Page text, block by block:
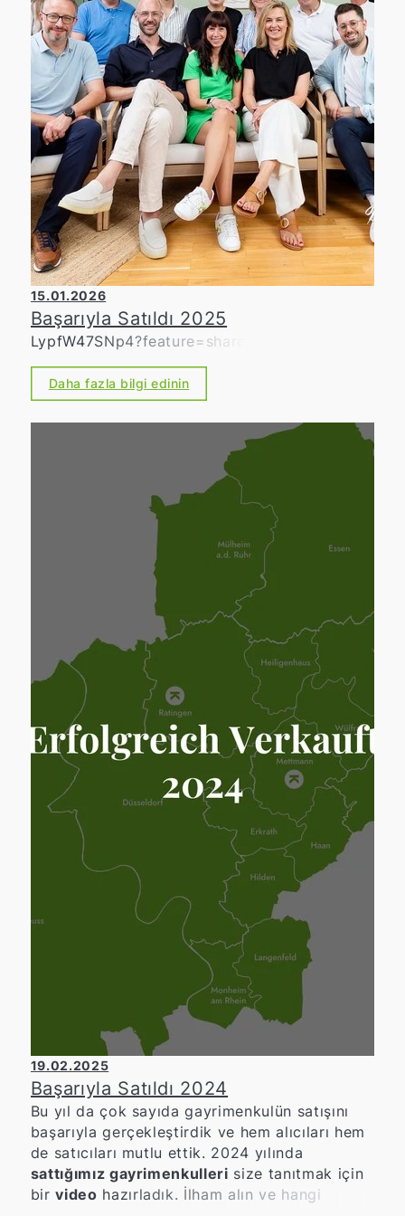
15.01.2026
Başarıyla Satıldı 2025
LypfW47SNp4?feature=share
Daha fazla bilgi edinin
19.02.2025
Başarıyla Satıldı 2024
Bu yıl da çok sayıda gayrimenkulün satışını
başarıyla gerçekleştirdik ve hem alıcıları hem
de satıcıları mutlu ettik. 2024 yılında
sattığımız gayrimenkulleri size tanıtmak için
birvideo hazırladık. İlham alın ve hangi